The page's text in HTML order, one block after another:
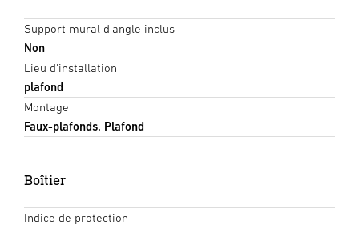
Support mural d'angle inclus
Non
Lieu d'installation
plafond
Montage
Faux-plafonds, Plafond
Boîtier
Indice de protection